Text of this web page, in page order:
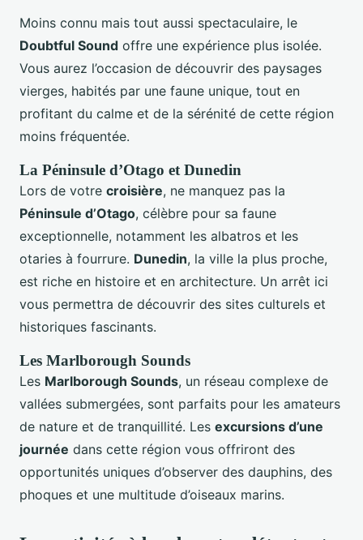
Moins connu mais tout aussi spectaculaire, le
Doubtful Sound offre une expérience plus isolée.
Vous aurez l’occasion de découvrir des paysages
vierges, habités par une faune unique, tout en
profitant du calme et de la sérénité de cette région
moins fréquentée.
La Péninsule d’Otago et Dunedin
Lors de votre croisière, ne manquez pas la
Péninsule d’Otago, célèbre pour sa faune
exceptionnelle, notamment les albatros et les
otaries à fourrure. Dunedin, la ville la plus proche,
est riche en histoire et en architecture. Un arrêt ici
vous permettra de découvrir des sites culturels et
historiques fascinants.
Les Marlborough Sounds
Les Marlborough Sounds, un réseau complexe de
vallées submergées, sont parfaits pour les amateurs
de nature et de tranquillité. Les excursions d’une
journée dans cette région vous offriront des
opportunités uniques d’observer des dauphins, des
phoques et une multitude d’oiseaux marins.